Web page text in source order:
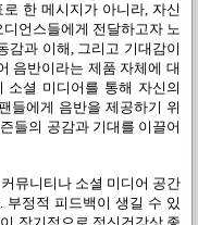
한 메시지가 아니라, 자신
언스들에게 전달하고자 노
감과 이해, 그리고 기대감이
음반이라는 제품 자체에 대
소셜 미디어를 통해 자신의
들에게 음반을 제공하기 위
들의 공감과 기대를 이끌어
뮤니티나 소셜 미디어 공간
. 부정적 피드백이 생길 수 있